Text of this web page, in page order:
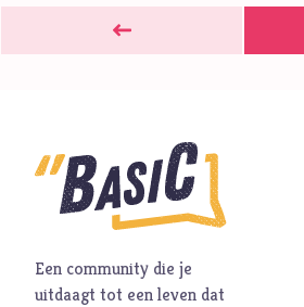
Een community die je
uitdaagt tot een leven dat